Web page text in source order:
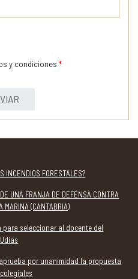
y condiciones *
INCENDIOS FORESTALES?
UNA FRANJA DE DEFENSA CONTRA
MARINA (CANTABRIA)
seleccionar al docente del
por unanimidad la propuesta